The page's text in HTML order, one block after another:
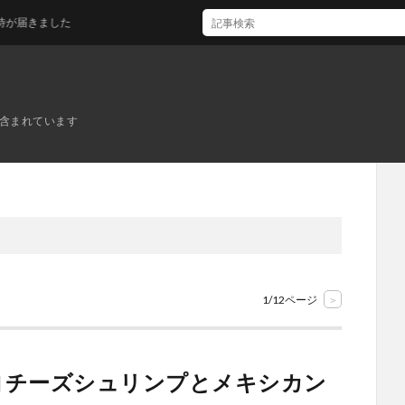
まれています
1/12ページ >
ーズシュリンプとメキシカン